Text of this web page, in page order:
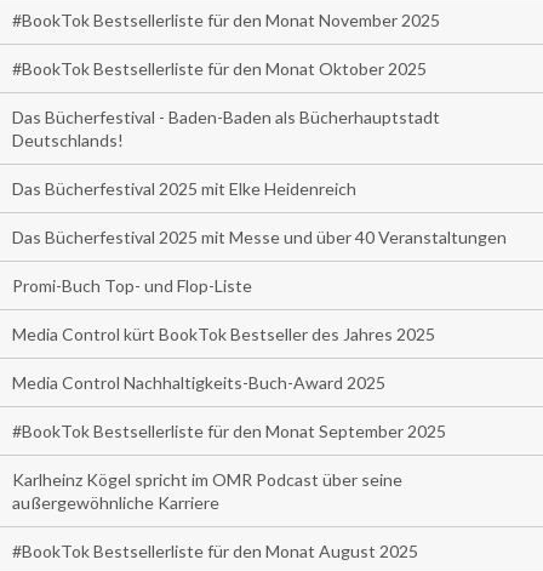
#BookTok Bestsellerliste für den Monat November 2025
#BookTok Bestsellerliste für den Monat Oktober 2025
Das Bücherfestival - Baden-Baden als Bücherhauptstadt
Deutschlands!
Das Bücherfestival 2025 mit Elke Heidenreich
Das Bücherfestival 2025 mit Messe und über 40 Veranstaltungen
Promi-Buch Top- und Flop-Liste
Media Control kürt BookTok Bestseller des Jahres 2025
Media Control Nachhaltigkeits-Buch-Award 2025
#BookTok Bestsellerliste für den Monat September 2025
Karlheinz Kögel spricht im OMR Podcast über seine
außergewöhnliche Karriere
#BookTok Bestsellerliste für den Monat August 2025